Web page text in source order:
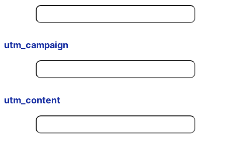
utm_campaign
utm_content